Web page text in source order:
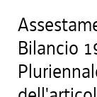
Bilancio